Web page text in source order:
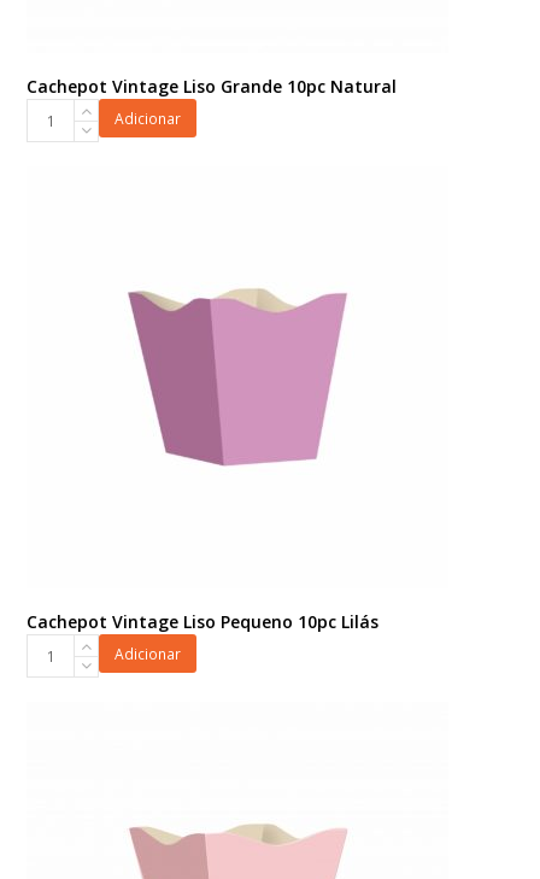
Cachepot Vintage Liso Grande 10pc Natural
Cachepot
Adicionar
Cachepot Vintage Liso Pequeno 10pc Lilás
Cachepot
Adicionar